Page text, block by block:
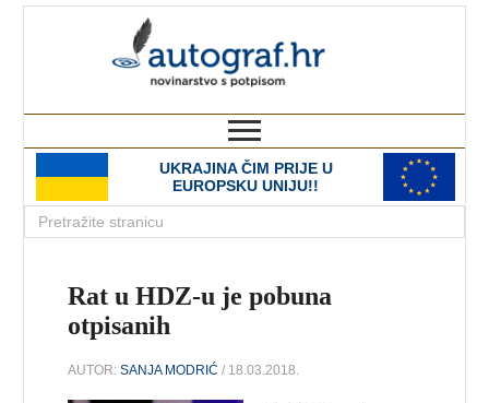
UKRAJINA ČIM PRIJE U
EUROPSKU UNIJU!!
Rat u HDZ-u je pobuna
otpisanih
AUTOR:SANJA MODRIĆ / 18.03.2018.